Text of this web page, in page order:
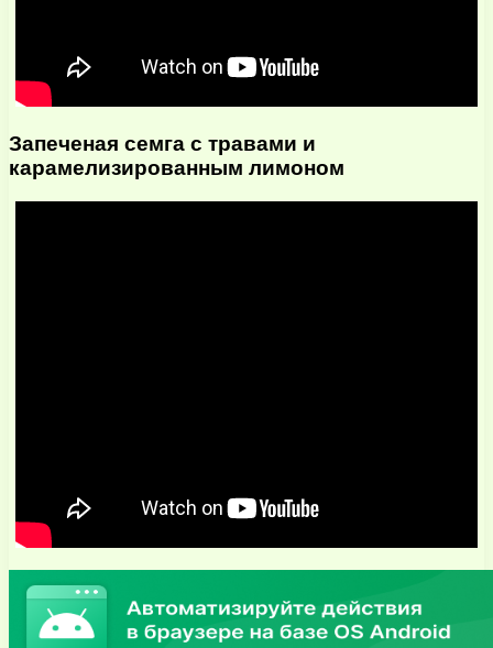
Запеченая семга с травами и
карамелизированным лимоном